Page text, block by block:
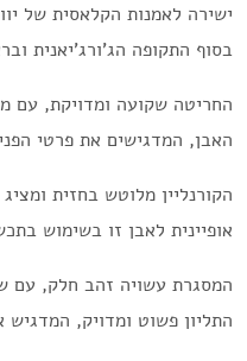
ישירה לאמנות הקלאסית של
בסוף התקופה הג’ורג’יאנית
החריטה שקועה ומדויקת, עם
האבן, המדגישים את פרטי
הקורנליין מלוטש בחזית
אופיינית לאבן זו בשימוש
המסגרת עשויה זהב חלק, עם
התליון פשוט ומדויק,